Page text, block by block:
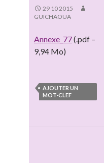
29 10 2015
GUICHAOUA
Annexe_77(.pdf –
9,94 Mo)
AJOUTER UN
MOT-CLEF